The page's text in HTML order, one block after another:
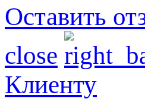
Оставить
close
Клиенту